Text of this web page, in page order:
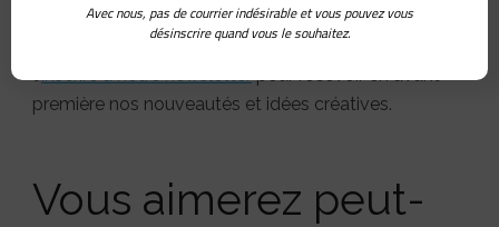
Retrouve-nous sur nos réseaux sociaux
Facebook, YouTube … et n’oublie pas de
t’inscrire à notre newsletterpour recevoir en avant-
première nos nouveautés et idées créatives.
Vous aimerez peut-
Avec nous, pas de courrier indésirable et vous pouvez vous
désinscrire quand vous le souhaitez.